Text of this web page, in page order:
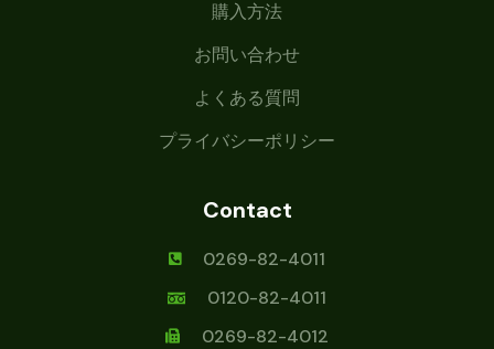
購入方法
お問い合わせ
よくある質問
プライバシーポリシー
Contact
0269-82-4011
0120-82-4011
0269-82-4012